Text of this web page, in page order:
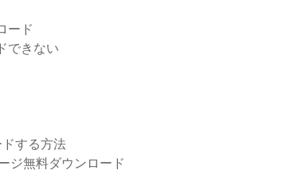
ード
できない
する方法
ジ無料ダウンロード